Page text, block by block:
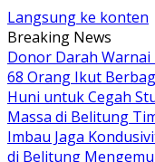
Langsung ke konten
Breaking News
Donor Darah Warnai
68 Orang Ikut
Huni untuk Cegah
Massa di Belitung
Imbau Jaga
di Belitung